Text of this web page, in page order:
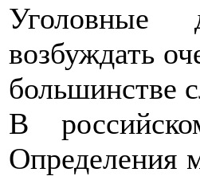
Уголовные
возбуждать
большинстве
В
Определения